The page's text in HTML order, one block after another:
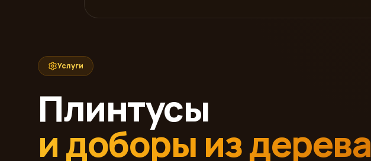
Услуги
Плинтусы
и доборы из дерева